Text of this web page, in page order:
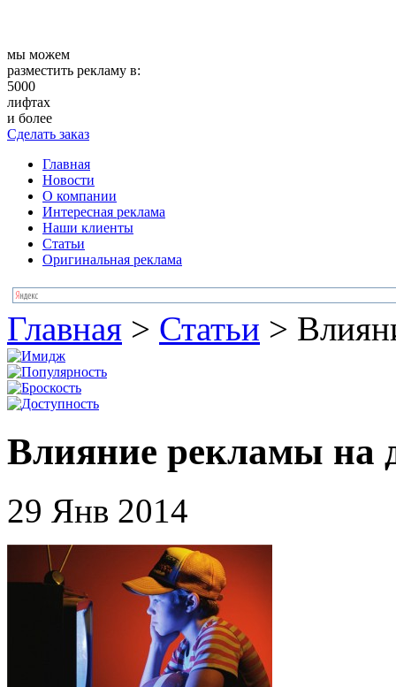
мы можем
разместить рекламу в:
5000
лифтах
и более
Сделать заказ
Главная
Новости
О компании
Интересная реклама
Наши клиенты
Статьи
Оригинальная реклама
Главная > Статьи >
Влияние рекламы на
29 Янв 2014